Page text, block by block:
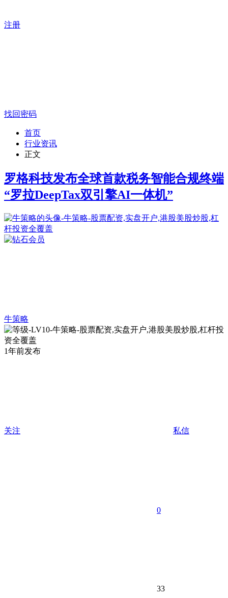
注册
找回密码
首页
行业资讯
正文
罗格科技发布全球首款税务智能合规终端
“罗拉DeepTax双引擎AI一体机”
牛策略
1年前发布
关注 私信
0
33